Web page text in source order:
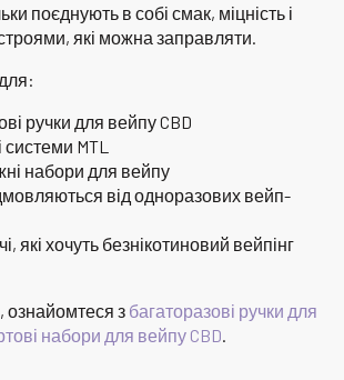
поєднують в собі смак, міцність і
які можна заправляти.
ручки для вейпу CBD
MTL
набори для вейпу
від одноразових вейп-
які хочуть безнікотиновий вейпінг
ознайомтеся з багаторазові ручки для
набори для вейпу CBD.